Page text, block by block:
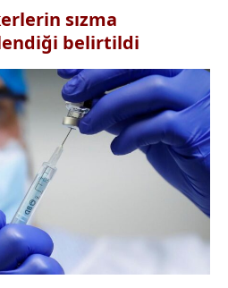
sızma
belirtildi